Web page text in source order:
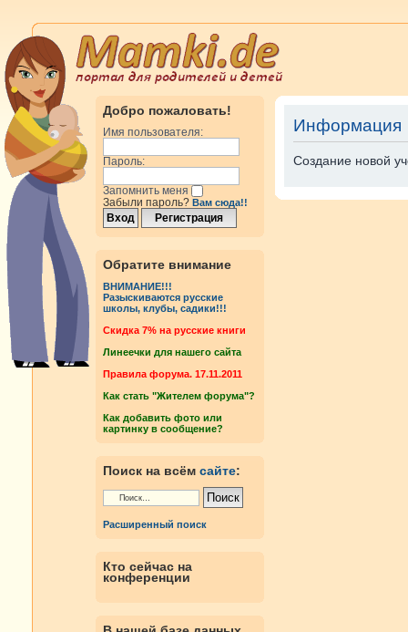
Добро пожаловать!
Имя пользователя:
Пароль:
Запомнить меня
Забыли пароль? Вам сюда!!
Обратите внимание
ВНИМАНИЕ!!!
Разыскиваются русские
школы, клубы, садики!!!
Cкидка 7% на русские книги
Линеечки для нашего сайта
Правила форума. 17.11.2011
Как стать "Жителем форума"?
Как добавить фото или
картинку в сообщение?
Поиск на всём сайте:
Расширенный поиск
Кто сейчас на
конференции
Информация
Создание новой